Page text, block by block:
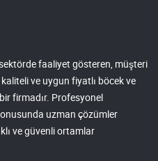
faaliyet gösteren, müşteri
ve uygun fiyatlı böcek ve
firmadır. Profesyonel
uzman çözümler
ve güvenli ortamlar